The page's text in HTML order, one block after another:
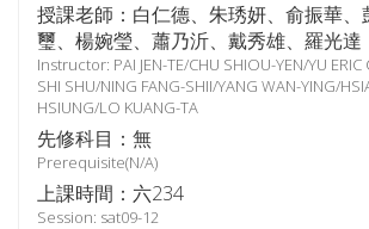
授課老師：白仁德、朱琇妍、俞振華、
璽、楊婉瑩、蕭乃沂、戴秀雄、羅光達
Instructor: PAI JEN-TE/CHU SHIOU-YEN/YU ERIC
SHI SHU/NING FANG-SHII/YANG WAN-YING/
HSIUNG/LO KUANG-TA
先修科目：無
Prerequisite(N/A)
上課時間：六234
Session: sat09-12